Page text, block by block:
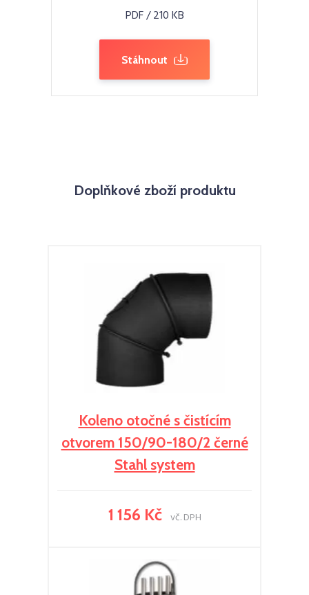
PDF / 210 KB
Stáhnout
Doplňkové zboží produktu
Koleno otočné s čistícím
otvorem 150/90-180/2 černé
Stahl system
1 156 Kč vč. DPH